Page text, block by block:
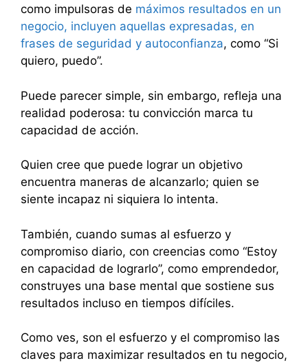
como impulsoras de máximos resultados en un
negocio, incluyen aquellas expresadas, en
frases de seguridad y autoconfianza, como “Si
quiero, puedo”.
Puede parecer simple, sin embargo, refleja una
realidad poderosa: tu convicción marca tu
capacidad de acción.
Quien cree que puede lograr un objetivo
encuentra maneras de alcanzarlo; quien se
siente incapaz ni siquiera lo intenta.
También, cuando sumas al esfuerzo y
compromiso diario, con creencias como “Estoy
en capacidad de lograrlo”, como emprendedor,
construyes una base mental que sostiene sus
resultados incluso en tiempos difíciles.
Como ves, son el esfuerzo y el compromiso las
claves para maximizar resultados en tu negocio,